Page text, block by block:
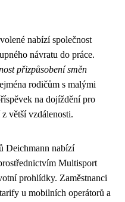
nabízí společnost
návratu do práce.
přizpůsobení směn
rodičům s malými
na dojíždění pro
větší vzdálenosti.
Deichmann nabízí
Multisport
prohlídky. Zaměstnanci
u mobilních operátorů a